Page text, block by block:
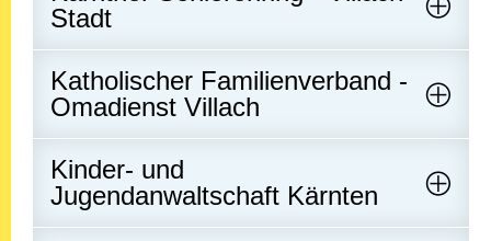
Stadt
Katholischer Familienverband -
Omadienst Villach
Kinder- und
Jugendanwaltschaft Kärnten